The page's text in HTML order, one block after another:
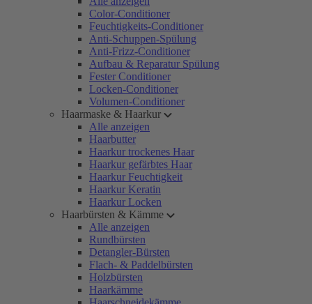
Color-Conditioner
Feuchtigkeits-Conditioner
Anti-Schuppen-Spülung
Anti-Frizz-Conditioner
Aufbau & Reparatur Spülung
Fester Conditioner
Locken-Conditioner
Volumen-Conditioner
Haarmaske & Haarkur
Alle anzeigen
Haarbutter
Haarkur trockenes Haar
Haarkur gefärbtes Haar
Haarkur Feuchtigkeit
Haarkur Keratin
Haarkur Locken
Haarbürsten & Kämme
Alle anzeigen
Rundbürsten
Detangler-Bürsten
Flach- & Paddelbürsten
Holzbürsten
Haarkämme